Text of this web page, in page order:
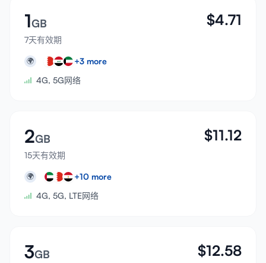
1GB
7天有效期
$4.71
🌍 +3 more
4G, 5G网络
2GB
15天有效期
$11.12
🌍 +10 more
4G, 5G, LTE网络
3GB $12.58